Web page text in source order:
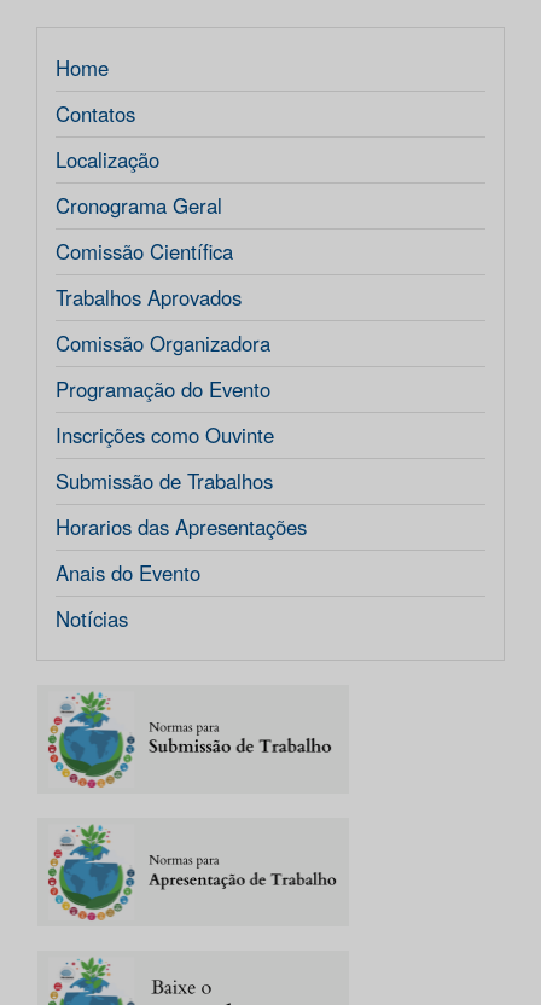
Home
Contatos
Localização
Cronograma Geral
Comissão Científica
Trabalhos Aprovados
Comissão Organizadora
Programação do Evento
Inscrições como Ouvinte
Submissão de Trabalhos
Horarios das Apresentações
Anais do Evento
Notícias